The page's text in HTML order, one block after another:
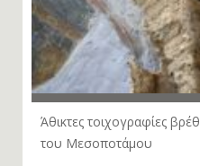
Άθικτες τοιχογραφίες
του Μεσοποτάμου